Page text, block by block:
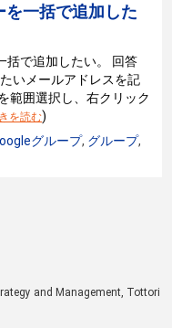
一括で追加した
括で追加したい。 回答
いメールアドレスを記
範囲選択し、右クリック
を読む)
グループ, グループ,
and Management, Tottori